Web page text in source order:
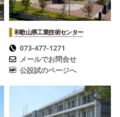
和歌山県工業技術センター
073-477-1271
メールでお問合せ
公設試のページへ